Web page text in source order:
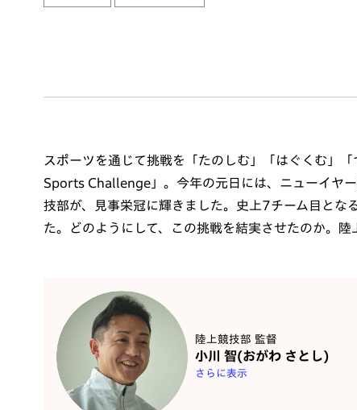
スポーツを通じて挑戦を「たのしむ」「はぐくむ」
Sports Challenge」。今年の元日には、ニューイヤ
技部が、見事栄冠に輝きました。史上7チーム目とな
た。どのようにして、この挑戦を結実させたのか。
陸上競技部 監督
小川 智(おがわ さとし)
さらに表示